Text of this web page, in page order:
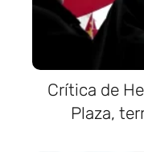
Crítica de
Plaza,